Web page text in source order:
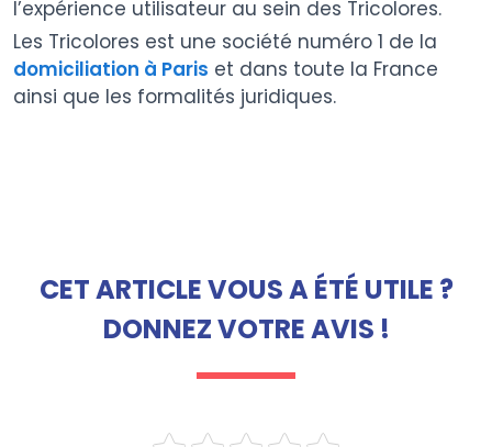
l’expérience utilisateur au sein des Tricolores.
Les Tricolores est une société numéro 1 de la
domiciliation à Paris et dans toute la France
ainsi que les formalités juridiques.
CET ARTICLE VOUS A ÉTÉ UTILE ?
DONNEZ VOTRE AVIS !